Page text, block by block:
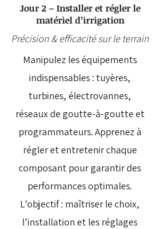
Jour 2 – Installer et régler le
matériel d’irrigation
Précision & efficacité sur le terrain
Manipulez les équipements
indispensables : tuyères,
turbines, électrovannes,
réseaux de goutte-à-goutte et
programmateurs. Apprenez à
régler et entretenir chaque
composant pour garantir des
performances optimales.
L’objectif : maîtriser le choix,
l’installation et les réglages